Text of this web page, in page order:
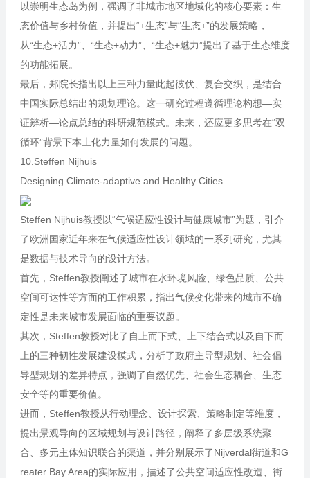
以崇明生态岛为例，强调了非城市地区地域化的核心要素：生
态价值与乡村价值，并提出“+生态”与“生态+”的发展策略，
从“生态+活力”、“生态+动力”、“生态+魅力”提出了基于生态维度
的功能拓展。
最后，郑院长指出以上三种力量此起彼伏、复合交织，是结合
中国实际总结出的规划理论。这一研究过程遵循理论构想—实
证辨析—论点总结的科研规范模式。未来，还应更多思考在“双
循环”背景下本土化力量如何发展的问题。
10.Steffen Nijhuis
Designing Climate-adaptive and Healthy Cities
Steffen Nijhuis教授以“气候适应性设计与健康城市”为题，引介
了欧洲国家近年来在气候适应性设计领域的一系列研究，尤其
是数据与技术导向的设计方法。
首先，Steffen教授阐述了城市在水环境风险、绿色品质、公共
空间可达性等方面的工作积累，指出气候变化带来的城市不确
定性是未来城市发展面临的重要议题。
其次，Steffen教授对比了自上而下式、上下结合式以及自下而
上的三种韧性发展建设模式，分析了政府主导型规划、社会倡
导型规划的差异特点，强调了自然优先、社会生态耦合、生态
安全等的重要价值。
进而，Steffen教授从行动理念、设计探索、策略制定等维度，
提出景观导向的区域规划与设计路径，阐释了多层级系统聚
合、多元主体知识联合的渠道，并分别展示了Nijverdal街道和G
reater Bay Area的实际应用，描述了公共空间适应性改造、街